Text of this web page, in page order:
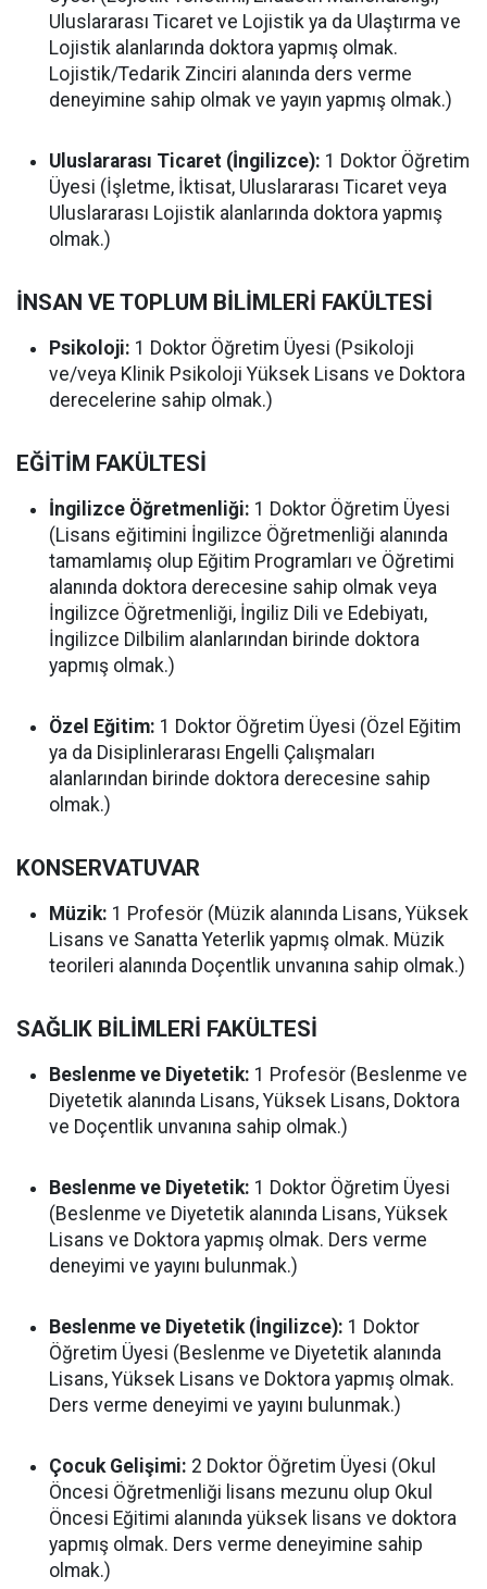
Uluslararası Ticaret ve Lojistik ya da Ulaştırma ve
Lojistik alanlarında doktora yapmış olmak.
Lojistik/Tedarik Zinciri alanında ders verme
deneyimine sahip olmak ve yayın yapmış olmak.)
Uluslararası Ticaret (İngilizce): 1 Doktor Öğretim
Üyesi (İşletme, İktisat, Uluslararası Ticaret veya
Uluslararası Lojistik alanlarında doktora yapmış
olmak.)
İNSAN VE TOPLUM BİLİMLERİ FAKÜLTESİ
Psikoloji: 1 Doktor Öğretim Üyesi (Psikoloji
ve/veya Klinik Psikoloji Yüksek Lisans ve Doktora
derecelerine sahip olmak.)
EĞİTİM FAKÜLTESİ
İngilizce Öğretmenliği: 1 Doktor Öğretim Üyesi
(Lisans eğitimini İngilizce Öğretmenliği alanında
tamamlamış olup Eğitim Programları ve Öğretimi
alanında doktora derecesine sahip olmak veya
İngilizce Öğretmenliği, İngiliz Dili ve Edebiyatı,
İngilizce Dilbilim alanlarından birinde doktora
yapmış olmak.)
Özel Eğitim: 1 Doktor Öğretim Üyesi (Özel Eğitim
ya da Disiplinlerarası Engelli Çalışmaları
alanlarından birinde doktora derecesine sahip
olmak.)
KONSERVATUVAR
Müzik: 1 Profesör (Müzik alanında Lisans, Yüksek
Lisans ve Sanatta Yeterlik yapmış olmak. Müzik
teorileri alanında Doçentlik unvanına sahip olmak.)
SAĞLIK BİLİMLERİ FAKÜLTESİ
Beslenme ve Diyetetik: 1 Profesör (Beslenme ve
Diyetetik alanında Lisans, Yüksek Lisans, Doktora
ve Doçentlik unvanına sahip olmak.)
Beslenme ve Diyetetik: 1 Doktor Öğretim Üyesi
(Beslenme ve Diyetetik alanında Lisans, Yüksek
Lisans ve Doktora yapmış olmak. Ders verme
deneyimi ve yayını bulunmak.)
Beslenme ve Diyetetik (İngilizce): 1 Doktor
Öğretim Üyesi (Beslenme ve Diyetetik alanında
Lisans, Yüksek Lisans ve Doktora yapmış olmak.
Ders verme deneyimi ve yayını bulunmak.)
Çocuk Gelişimi: 2 Doktor Öğretim Üyesi (Okul
Öncesi Öğretmenliği lisans mezunu olup Okul
Öncesi Eğitimi alanında yüksek lisans ve doktora
yapmış olmak. Ders verme deneyimine sahip
olmak.)